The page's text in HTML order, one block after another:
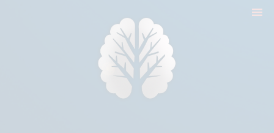
cikkek
biologika animália
tréningek